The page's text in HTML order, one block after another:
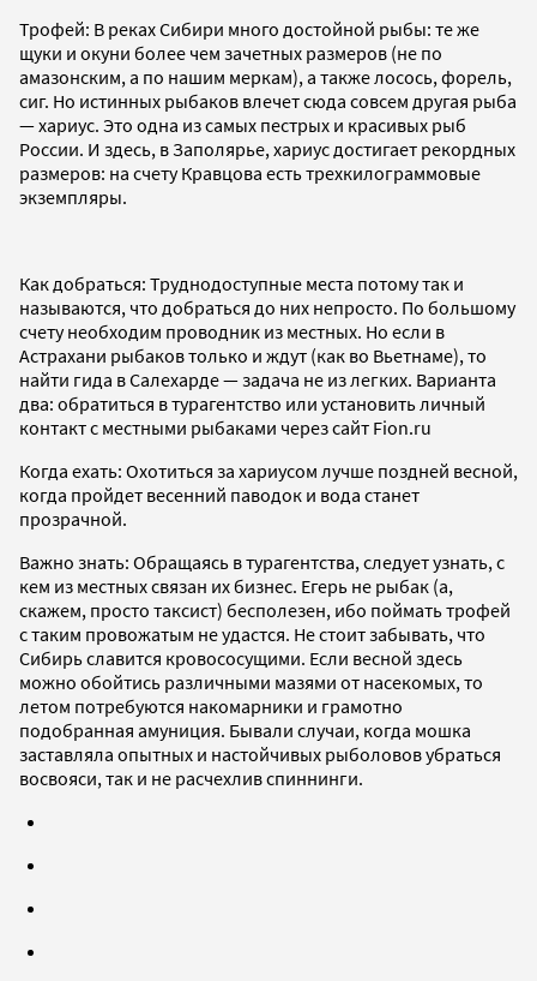
Трофей: В реках Сибири много достойной рыбы: те же
щуки и окуни более чем зачетных размеров (не по
амазонским, а по нашим меркам), а также лосось, форель,
сиг. Но истинных рыбаков влечет сюда совсем другая рыба
— хариус. Это одна из самых пестрых и красивых рыб
России. И здесь, в Заполярье, хариус достигает рекордных
размеров: на счету Кравцова есть трехкилограммовые
экземпляры.
Как добраться: Труднодоступные места потому так и
называются, что добраться до них непросто. По большому
счету необходим проводник из местных. Но если в
Астрахани рыбаков только и ждут (как во Вьетнаме), то
найти гида в Салехарде — задача не из легких. Варианта
два: обратиться в турагентство или установить личный
контакт с местными рыбаками через сайт Fion.ru
Когда ехать: Охотиться за хариусом лучше поздней весной,
когда пройдет весенний паводок и вода станет
прозрачной.
Важно знать: Обращаясь в турагентства, следует узнать, с
кем из местных связан их бизнес. Егерь не рыбак (а,
скажем, просто таксист) бесполезен, ибо поймать трофей
с таким провожатым не удастся. Не стоит забывать, что
Сибирь славится кровососущими. Если весной здесь
можно обойтись различными мазями от насекомых, то
летом потребуются накомарники и грамотно
подобранная амуниция. Бывали случаи, когда мошка
заставляла опытных и настойчивых рыболовов убраться
восвояси, так и не расчехлив спиннинги.